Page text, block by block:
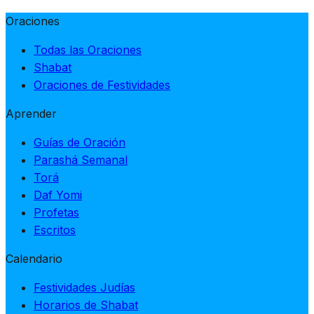
Oraciones
Todas las Oraciones
Shabat
Oraciones de Festividades
Aprender
Guías de Oración
Parashá Semanal
Torá
Daf Yomi
Profetas
Escritos
Calendario
Festividades Judías
Horarios de Shabat